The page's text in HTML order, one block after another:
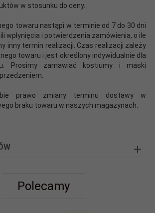
w stosunku do ceny.
towaru nastąpi w terminie od 7 do 30 dni
wpłynięcia i potwierdzenia zamówienia, o ile
inny termin realizacji. Czas realizacji zależy
towaru i jest określony indywidualnie dla
Prosimy zamawiać kostiumy i maski
prawo zmiany terminu dostawy w
braku towaru w naszych magazynach.
Polecamy